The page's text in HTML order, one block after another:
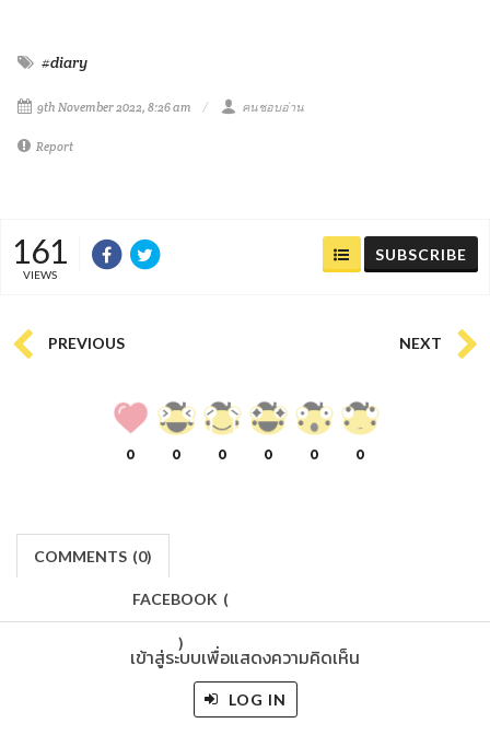
#diary
9th November 2022, 8:26 am คนชอบอ่าน
Report
161
VIEWS
SUBSCRIBE
PREVIOUS NEXT
0 0 0 0 0 0
COMMENTS (0)
FACEBOOK (
)
เข้าสู่ระบบเพื่อแสดงความคิดเห็น
LOG IN